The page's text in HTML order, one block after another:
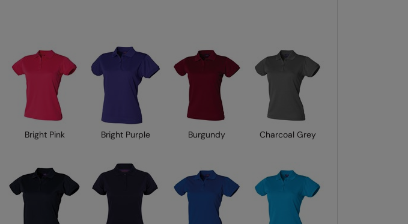
Bright Pink Bright Purple Burgundy Charcoal Grey